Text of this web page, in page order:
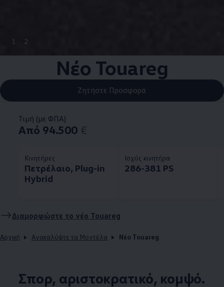
1 2
Νέο Touareg
Ζητήστε Προσφορά
Τιμή (με ΦΠΑ)
Από 94.500 €
Κινητήρες
Πετρέλαιο, Plug-in
Hybrid
Ισχύς κινητήρα
286-381 PS
Διαμορφώστε το νέο Touareg
Αρχική Ανακαλύψτε τα Μοντέλα Νέο Touareg
Σπορ, αριστοκρατικό, κομψό.